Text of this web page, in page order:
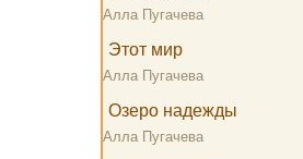
Алла Пугачева
Этот мир
Алла Пугачева
Озеро надежды
Алла Пугачева